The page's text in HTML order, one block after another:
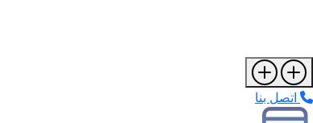
اتصل بنا